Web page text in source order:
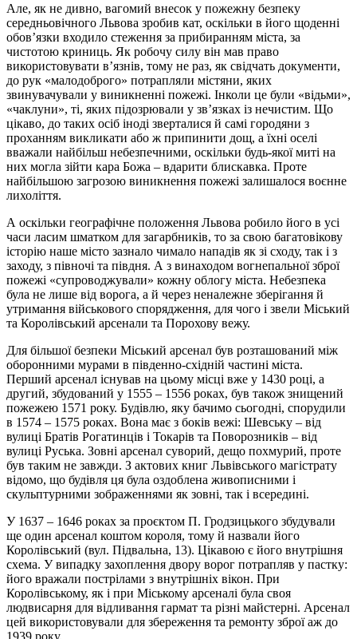
Але, як не дивно, вагомий внесок у пожежну безпеку
середньовічного Львова зробив кат, оскільки в його щоденні
обов’язки входило стеження за прибиранням міста, за
чистотою криниць. Як робочу силу він мав право
використовувати в’язнів, тому не раз, як свідчать документи,
до рук «малодоброго» потрапляли містяни, яких
звинувачували у виникненні пожежі. Інколи це були «відьми»,
«чаклуни», ті, яких підозрювали у зв’язках із нечистим. Що
цікаво, до таких осіб іноді зверталися й самі городяни з
проханням викликати або ж припинити дощ, а їхні оселі
вважали найбільш небезпечними, оскільки будь-якої миті на
них могла зійти кара Божа – вдарити блискавка. Проте
найбільшою загрозою виникнення пожежі залишалося воєнне
лихоліття.
А оскільки географічне положення Львова робило його в усі
часи ласим шматком для загарбників, то за свою багатовікову
історію наше місто зазнало чимало нападів як зі сходу, так і з
заходу, з півночі та півдня. А з винаходом вогнепальної зброї
пожежі «супроводжували» кожну облогу міста. Небезпека
була не лише від ворога, а й через неналежне зберігання й
утримання військового спорядження, для чого і звели Міський
та Королівський арсенали та Порохову вежу.
Для більшої безпеки Міський арсенал був розташований між
оборонними мурами в південно-східній частині міста.
Перший арсенал існував на цьому місці вже у 1430 році, а
другий, збудований у 1555 – 1556 роках, був також знищений
пожежею 1571 року. Будівлю, яку бачимо сьогодні, спорудили
в 1574 – 1575 роках. Вона має з боків вежі: Шевську – від
вулиці Братів Рогатинців і Токарів та Поворозників – від
вулиці Руська. Зовні арсенал суворий, дещо похмурий, проте
був таким не завжди. З актових книг Львівського магістрату
відомо, що будівля ця була оздоблена живописними і
скульптурними зображеннями як зовні, так і всередині.
У 1637 – 1646 роках за проєктом П. Гродзицького збудували
ще один арсенал коштом короля, тому й назвали його
Королівський (вул. Підвальна, 13). Цікавою є його внутрішня
схема. У випадку захоплення двору ворог потрапляв у пастку:
його вражали пострілами з внутрішніх вікон. При
Королівському, як і при Міському арсеналі була своя
людвисарня для відливання гармат та різні майстерні. Арсенал
цей використовували для збереження та ремонту зброї аж до
1939 року.